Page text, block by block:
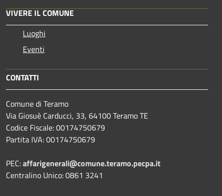
VIVERE IL COMUNE
Luoghi
Eventi
CONTATTI
Comune di Teramo
Via Giosuè Carducci, 33, 64100 Teramo TE
Codice Fiscale: 00174750679
Partita IVA: 00174750679
PEC:affarigenerali@comune.teramo.pecpa.it
Centralino Unico: 0861 3241